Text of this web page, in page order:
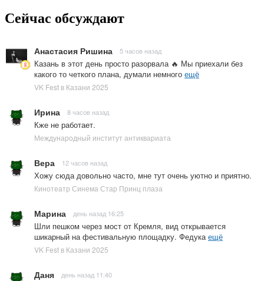
Сейчас обсуждают
Анастасия Ришина 5 часов назад
Казань в этот день просто разорвала 🔥 Мы приехали без
какого то четкого плана, думали немного ещё
VK Fest в Казани 2025
Ирина 8 часов назад
Кже не работает.
Международный институт антиквариата
Вера 12 часов назад
Хожу сюда довольно часто, мне тут очень уютно и приятно.
Кинотеатр Синема Стар Принц плаза
Марина день назад 16:25
Шли пешком через мост от Кремля, вид открывается
шикарный на фестивальную площадку. Федукаещё
VK Fest в Казани 2025
Даня день назад 11:40